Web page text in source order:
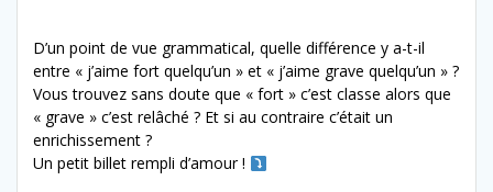
D’un point de vue grammatical, quelle différence y a-t-il
entre « j’aime fort quelqu’un » et « j’aime grave quelqu’un » ?
Vous trouvez sans doute que « fort » c’est classe alors que
« grave » c’est relâché ? Et si au contraire c’était un
enrichissement ?
Un petit billet rempli d’amour !